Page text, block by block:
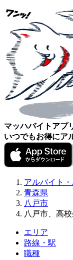
マッハバイトアプ
いつでもお得にア
アルバイト
青森県
八戸市
八戸市、高
エリア
路線・駅
職種